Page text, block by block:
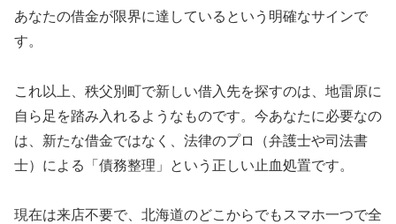
あなたの借金が限界に達しているという明確なサインで
す。
これ以上、秩父別町で新しい借入先を探すのは、地雷原に
自ら足を踏み入れるようなものです。今あなたに必要なの
は、新たな借金ではなく、法律のプロ（弁護士や司法書
士）による「債務整理」という正しい止血処置です。
現在は来店不要で、北海道のどこからでもスマホ一つで全